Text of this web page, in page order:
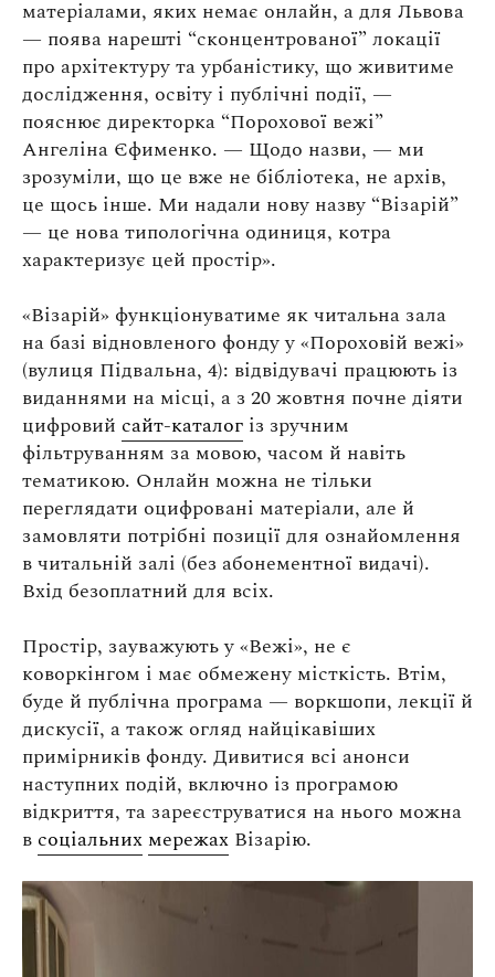
матеріалами, яких немає онлайн, а для Львова
— поява нарешті “сконцентрованої” локації
про архітектуру та урбаністику, що живитиме
дослідження, освіту і публічні події, —
пояснює директорка “Порохової вежі”
Ангеліна Єфименко. — Щодо назви, — ми
зрозуміли, що це вже не бібліотека, не архів,
це щось інше. Ми надали нову назву “Візарій”
— це нова типологічна одиниця, котра
характеризує цей простір».
«Візарій» функціонуватиме як читальна зала
на базі відновленого фонду у «Пороховій вежі»
(вулиця Підвальна, 4): відвідувачі працюють із
виданнями на місці, а з 20 жовтня почне діяти
цифровий сайт-каталог із зручним
фільтруванням за мовою, часом й навіть
тематикою. Онлайн можна не тільки
переглядати оцифровані матеріали, але й
замовляти потрібні позиції для ознайомлення
в читальній залі (без абонементної видачі).
Вхід безоплатний для всіх.
Простір, зауважують у «Вежі», не є
коворкінгом і має обмежену місткість. Втім,
буде й публічна програма — воркшопи, лекції й
дискусії, а також огляд найцікавіших
примірників фонду. Дивитися всі анонси
наступних подій, включно із програмою
відкриття, та зареєструватися на нього можна
в соціальних мережах Візарію.